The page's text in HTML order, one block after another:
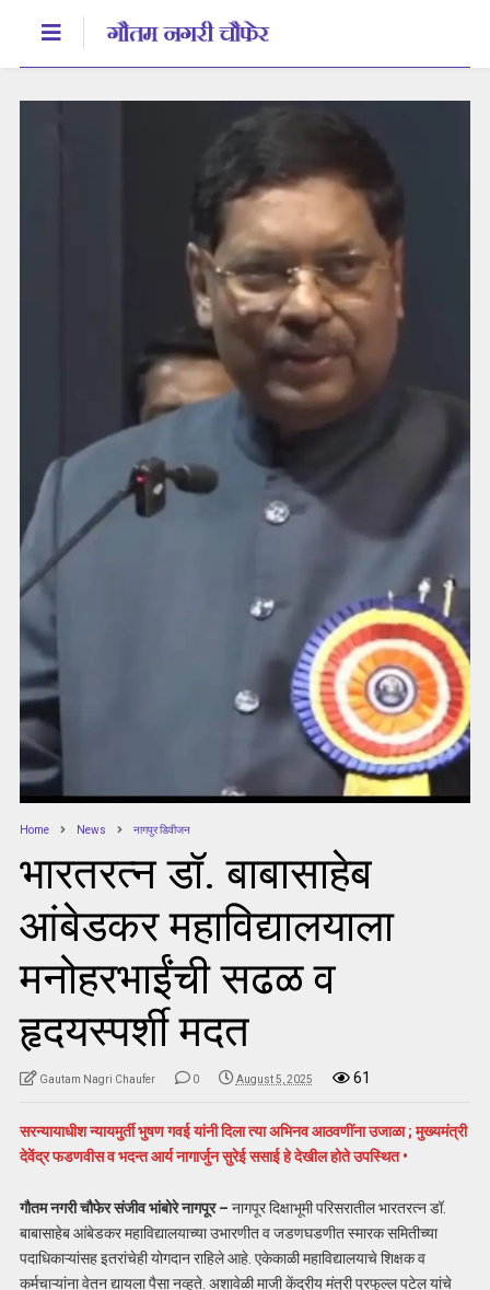
Home News नागपुर डिवीजन
भारतरत्न डॉ. बाबासाहेब
आंबेडकर महाविद्यालयाला
मनोहरभाईंची सढळ व
हृदयस्पर्शी मदत
Gautam Nagri Chaufer 0 August 5, 2025 61
सरन्यायाधीश न्यायमुर्ती भुषण गवई यांनी दिला त्या अभिनव आठवणींना उजाळा ; मुख्यमंत्री
देवेंद्र फडणवीस व भदन्त आर्य नागार्जुन सुरेई ससाई हे देखील होते उपस्थित •
गौतम नगरी चौफेर संजीव भांबोरे नागपूर – नागपूर दिक्षाभूमी परिसरातील भारतरत्न डॉ.
बाबासाहेब आंबेडकर महाविद्यालयाच्या उभारणीत व जडणघडणीत स्मारक समितीच्या
पदाधिकाऱ्यांसह इतरांचेही योगदान राहिले आहे. एकेकाळी महाविद्यालयाचे शिक्षक व
कर्मचाऱ्यांना वेतन द्यायला पैसा नव्हते. अशावेळी माजी केंद्रीय मंत्री प्रफुल्ल पटेल यांचे